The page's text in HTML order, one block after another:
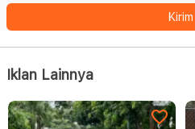
Kirim
Iklan Lainnya